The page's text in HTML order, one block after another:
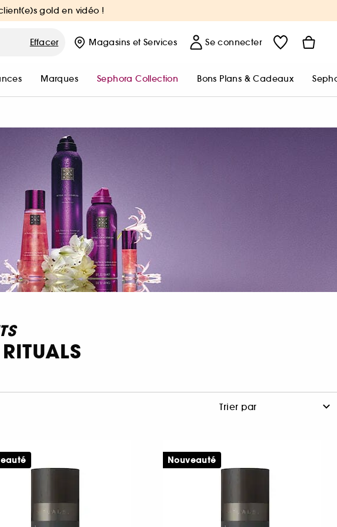
gold en vidéo !
Effacer Magasins et Services Se connecter
Marques Sephora Collection Bons Plans & Cadeaux
Nouveauté